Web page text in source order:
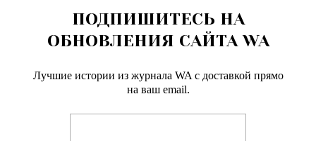
ПОДПИШИТЕСЬ НА
ОБНОВЛЕНИЯ САЙТА WA
Лучшие истории из журнала WA c доставкой прямо
на ваш email.